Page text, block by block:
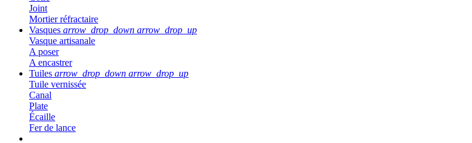
Joint
Mortier réfractaire
Vasques arrow_drop_down arrow_drop_up
Vasque artisanale
A poser
A encastrer
Tuiles arrow_drop_down arrow_drop_up
Tuile vernissée
Canal
Plate
Écaille
Fer de lance